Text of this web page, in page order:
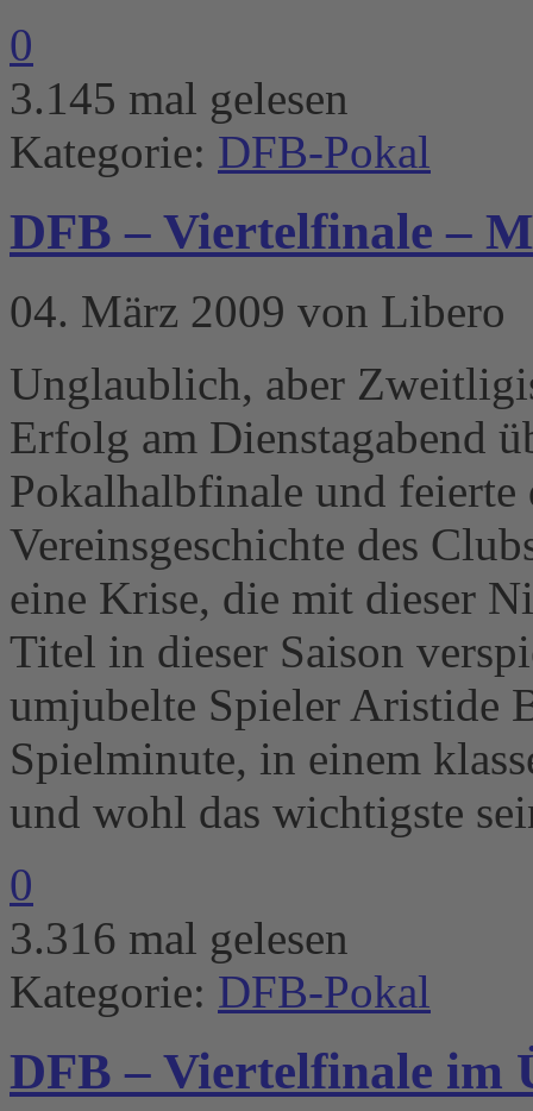
0
3.145 mal gelesen
Kategorie: DFB-Pokal
DFB – Viertelfinale –
04. März 2009 von Libero
Unglaublich, aber
Erfolg am Dienstagabend
Pokalhalbfinale und feierte
Vereinsgeschichte des
eine Krise, die mit dieser
Titel in dieser Saison
umjubelte Spieler Aristide
Spielminute, in einem
und wohl das wichtigste
0
3.316 mal gelesen
Kategorie: DFB-Pokal
DFB – Viertelfinale im